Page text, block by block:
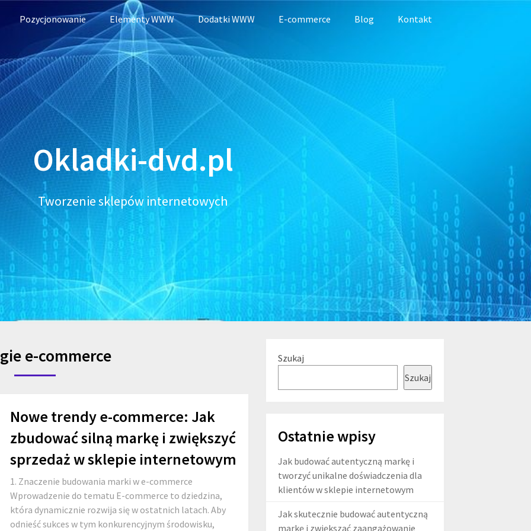
Pozycjonowanie Elementy WWW Dodatki WWW E-commerce Blog Kontakt
Okladki-dvd.pl
Tworzenie sklepów internetowych
e-commerce
Nowe trendy e-commerce: Jak
zbudować silną markę i zwiększyć
sprzedaż w sklepie internetowym
1. Znaczenie budowania marki w e-commerce
Wprowadzenie do tematu E-commerce to dziedzina,
która dynamicznie rozwija się w ostatnich latach. Aby
odnieść sukces w tym konkurencyjnym środowisku,
Szukaj
Szukaj
Ostatnie wpisy
Jak budować autentyczną markę i
tworzyć unikalne doświadczenia dla
klientów w sklepie internetowym
Jak skutecznie budować autentyczną
markę i zwiększać zaangażowanie